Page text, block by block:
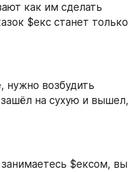
как им сделать
$екс станет только
нужно возбудить
на сухую и вышел,
занимаетесь $ексом, вы